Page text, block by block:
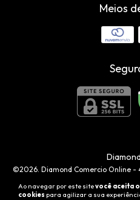
Ao navegar por este sitevocê aceita
cookies para agilizar a sua
Meios
©2026. Diamond Comercio Online -